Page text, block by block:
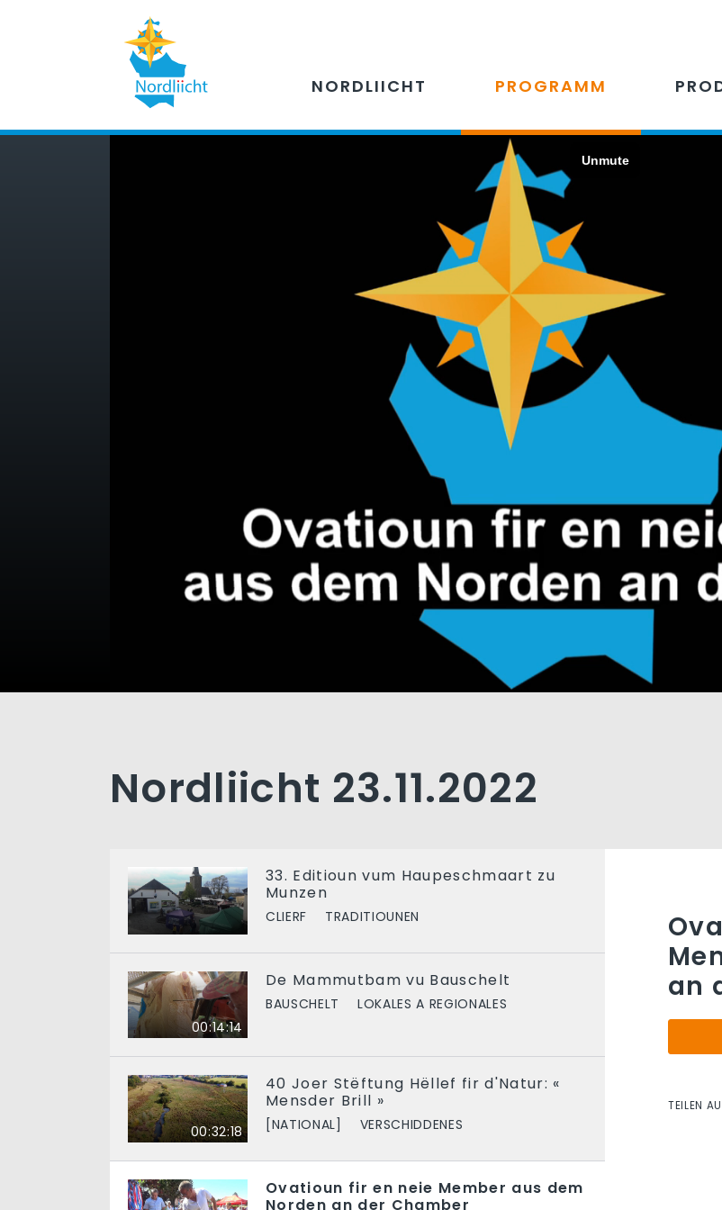
NORDLIICHT PROGRAMM
Nordliicht 23.11.2022
33. Editioun vum Haupeschmaart zu
Munzen
CLIERF TRADITIOUNEN
00:14:14
De Mammutbam vu Bauschelt
BAUSCHELT LOKALES A REGIONALES
00:32:18
40 Joer Stëftung Hëllef fir d'Natur: «
Mensder Brill »
[NATIONAL] VERSCHIDDENES
Ovatioun fir en neie Member aus dem
Norden an der Chamber
an
TEILEN